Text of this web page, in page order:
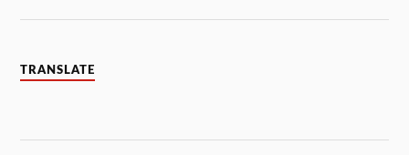
TRANSLATE